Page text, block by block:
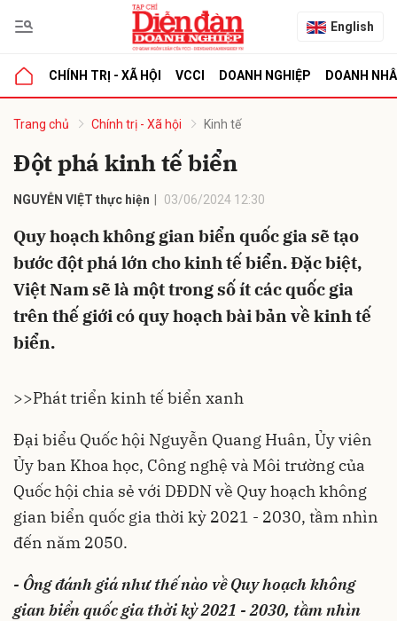
English
CHÍNH TRỊ - XÃ HỘI VCCI DOANH NGHIỆP DOANH
Trang chủ Chính trị - Xã hội Kinh tế
Đột phá kinh tế biển
NGUYỄN VIỆT thực hiện 03/06/2024 12:30
Quy hoạch không gian biển quốc gia sẽ tạo
bước đột phá lớn cho kinh tế biển. Đặc biệt,
Việt Nam sẽ là một trong số ít các quốc gia
trên thế giới có quy hoạch bài bản về kinh tế
biển.
>>Phát triển kinh tế biển xanh
Đại biểu Quốc hội Nguyễn Quang Huân, Ủy viên
Ủy ban Khoa học, Công nghệ và Môi trường của
Quốc hội chia sẻ với DĐDN về Quy hoạch không
gian biển quốc gia thời kỳ 2021 - 2030, tầm nhìn
đến năm 2050.
- Ông đánh giá như thế nào về Quy hoạch không
gian biển quốc gia thời kỳ 2021 - 2030, tầm nhìn
luận
Hủy